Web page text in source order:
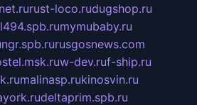
rust-loco.rudugshop.ru
mymubaby.ru
ngr.spb.rurusgosnews.com
w-dev.ruf-ship.ru
malinasp.rukinosvin.ru
deltaprim.spb.ru